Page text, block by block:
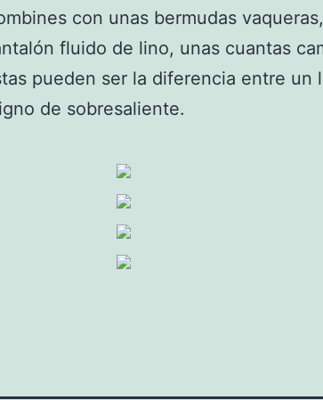
con unas bermudas
fluido de lino, unas cuantas
pueden ser la diferencia entre un
de sobresaliente.